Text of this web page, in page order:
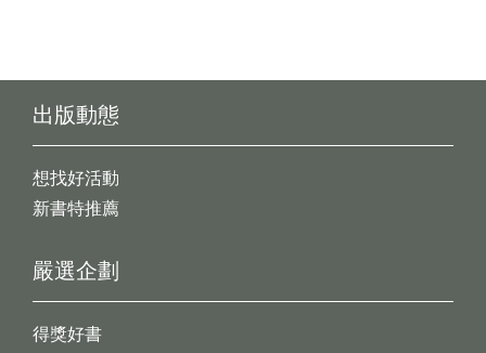
出版動態
想找好活動
新書特推薦
嚴選企劃
得獎好書